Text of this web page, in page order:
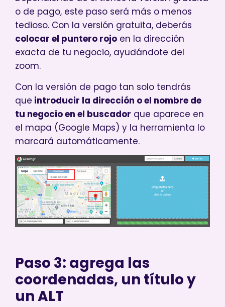
o de pago, este paso será más o menos
tedioso. Con la versión gratuita, deberás
colocar el puntero rojo en la dirección
exacta de tu negocio, ayudándote del
zoom.
Con la versión de pago tan solo tendrás
que introducir la dirección o el nombre de
tu negocio en el buscador que aparece en
el mapa (Google Maps) y la herramienta lo
marcará automáticamente.
Paso 3: agrega las
coordenadas, un título y
un ALT